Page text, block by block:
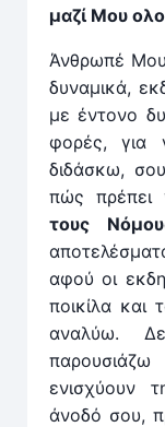
μαζί Μου
Άνθρωπέ
δυναμικά,
με έντονο
φορές, για
διδάσκω,
πώς πρέπει
τους
αφού οι
ποικίλα και
αναλύω.
ενισχύουν
άνοδό σου,